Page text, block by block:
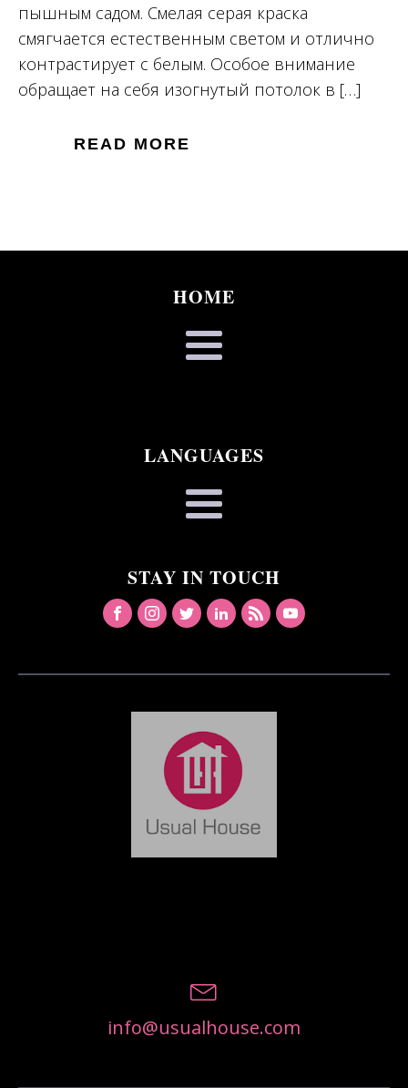
пышным садом. Смелая серая краска
смягчается естественным светом и отлично
контрастирует с белым. Особое внимание
обращает на себя изогнутый потолок в […]
READ MORE
HOME
LANGUAGES
STAY IN TOUCH
info@usualhouse.com